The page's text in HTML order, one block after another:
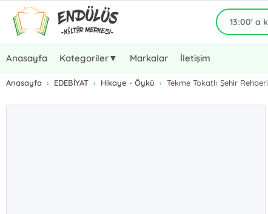
Anasayfa Kategoriler▼ Markalar İletişim
Anasayfa EDEBİYAT Hikaye - Öykü Tekme Tokatlı Şehir Rehberi